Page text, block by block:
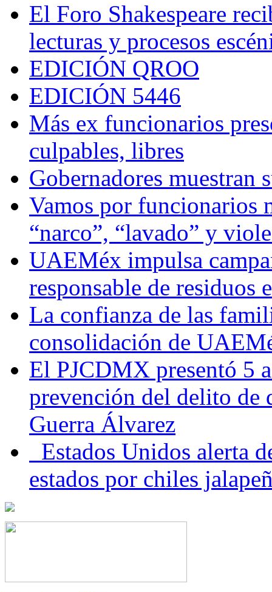
El Foro Shakespeare
lecturas y procesos
EDICIÓN QROO
EDICIÓN 5446
Más ex funcionarios
culpables, libres
Gobernadores muestran
Vamos por funcionarios
“narco”, “lavado” y
UAEMéx impulsa
responsable de residuos
La confianza de las
consolidación de
El PJCDMX presentó 5
prevención del delito de
Guerra Álvarez
Estados Unidos alerta
estados por chiles